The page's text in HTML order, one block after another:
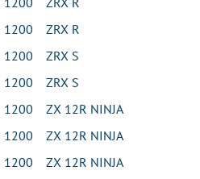
1200 ZRX R
1200 ZRX S
1200 ZRX S
ZX 12R NINJA
ZX 12R NINJA
ZX 12R NINJA